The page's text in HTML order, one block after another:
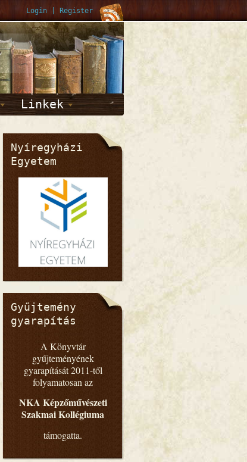
Login Register
Linkek
Nyíregyházi
Egyetem
Gyűjtemény
gyarapítás
A Könyvtár
gyűjteményének
gyarapítását 2011-től
folyamatosan az
NKA Képzőművészeti
Szakmai Kollégiuma
támogatta.